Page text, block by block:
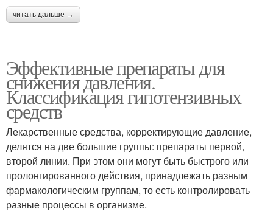
читать дальше →
Эффективные препараты для
снижения давления.
Классификация гипотензивных
средств
Лекарственные средства, корректирующие давление,
делятся на две большие группы: препараты первой,
второй линии. При этом они могут быть быстрого или
пролонгированного действия, принадлежать разным
фармакологическим группам, то есть контролировать
разные процессы в организме.